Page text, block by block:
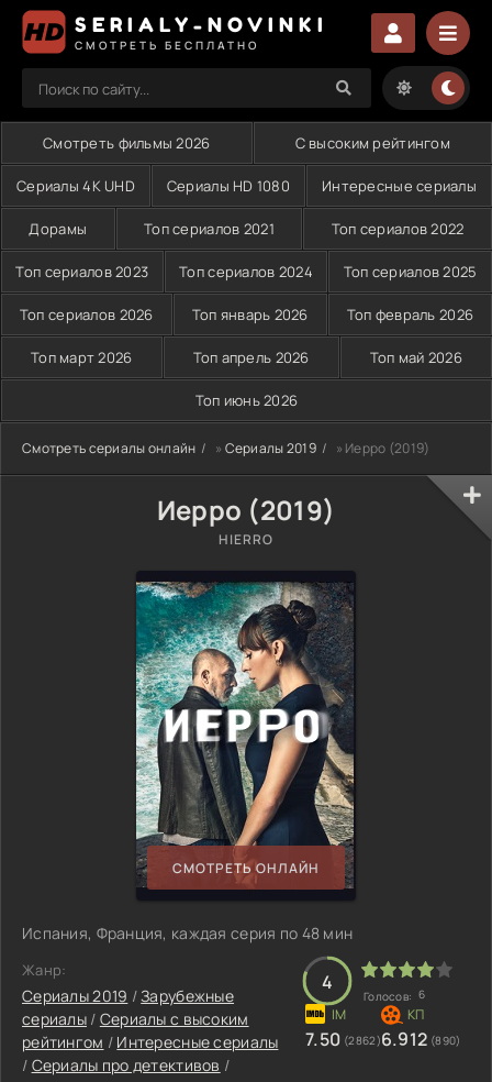
SERIALY-NOVINKI
СМОТРЕТЬ БЕСПЛАТНО
Смотреть фильмы 2026 С высоким рейтингом
Сериалы 4K UHD Сериалы HD 1080 Интересные сериалы
Дорамы Топ сериалов 2021 Топ сериалов 2022
Топ сериалов 2023 Топ сериалов 2024 Топ сериалов 2025
Топ сериалов 2026 Топ январь 2026 Топ февраль 2026
Топ март 2026 Топ апрель 2026 Топ май 2026
Топ июнь 2026
Смотреть сериалы онлайн » Сериалы 2019 » Иерро (2019)
Иерро (2019)
HIERRO
СМОТРЕТЬ ОНЛАЙН
Испания, Франция, каждая серия по 48 мин
Жанр:
Сериалы 2019 /Зарубежные
сериалы/ Сериалы с высоким
рейтингом / Интересные сериалы
/ Сериалы про детективов /
4
Голосов: 6
7.50 (2862)6.912 (890)